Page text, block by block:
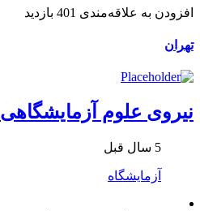
افزودن به علاقه‌مندی 401 بازدید
تهران
نیروی علوم آزمایشگاهی
5 سال قبل
آزمایشگاه